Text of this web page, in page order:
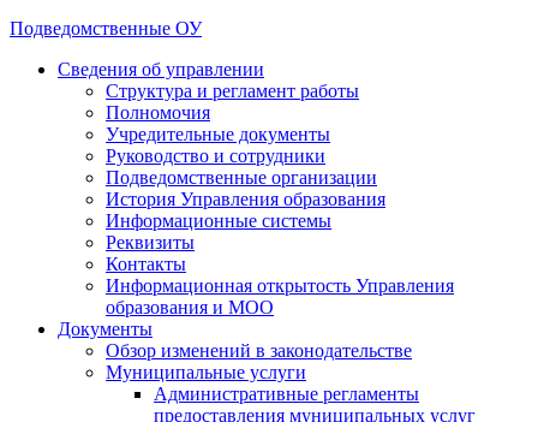
Подведомственные ОУ
Сведения об управлении
Структура и регламент работы
Полномочия
Учредительные документы
Руководство и сотрудники
Подведомственные организации
История Управления образования
Информационные системы
Реквизиты
Контакты
Информационная открытость Управления
образования и МОО
Документы
Обзор изменений в законодательстве
Муниципальные услуги
Административные регламенты
предоставления муниципальных услуг